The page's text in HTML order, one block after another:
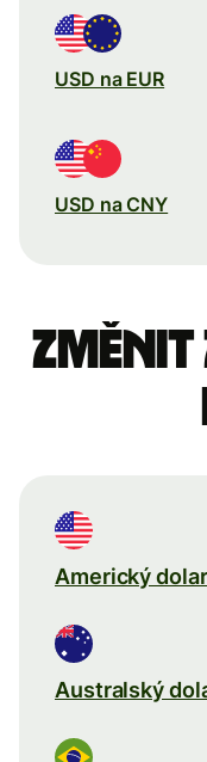
USD na EUR
USD na CNY
Americký dolar
Australský